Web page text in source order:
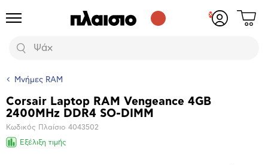
Προϊόντα
Αναζήτηση
Δες
Μνήμες RAM
Βασικά
χαρακτηριστικά
Corsair Laptop RAM Vengeance 4GB
2400MHz DDR4 SO-DIMM
Κωδικός Πλαίσιο 4043502
Εξέλιξη τιμής